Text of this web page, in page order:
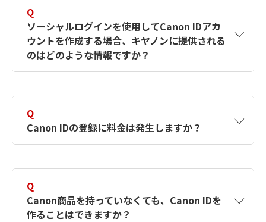
す。詳しい作成方法は【カメラ】Canon IDとは
何ですか？Canon IDの作成方法は？をご確認く
ださい。
Q
ソーシャルログインを使用してCanon IDアカ
ウントを作成する場合、キヤノンに提供される
のはどのような情報ですか？
択したサービスから取得します。アカウントを
簡単に作成できるように、この情報を使用して
Canon IDの登録フォームを入力します。
Q
Canon IDの登録に料金は発生しますか？
Q
Canon商品を持っていなくても、Canon IDを
作ることはできますか？